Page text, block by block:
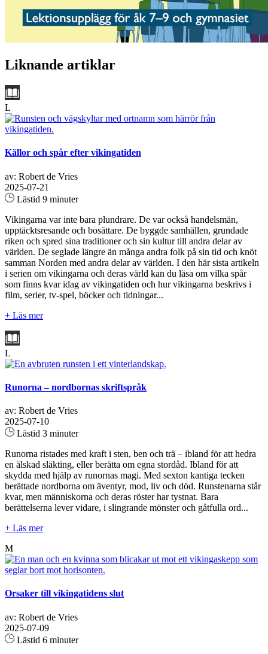
Liknande artiklar
L
Källor och spår efter vikingatiden
av: Robert de Vries
2025-07-21
Lästid 9 minuter
Vikingarna var inte bara plundrare. De var också handelsmän,
upptäcktsresande och bosättare. De byggde samhällen, grundade
riken och spred sina traditioner och sin kultur till andra delar av
världen. De seglade längre än många andra folk på sin tid och knöt
samman Norden med andra delar av världen. I den här sista artikeln
i serien om vikingarna och deras värld kan du läsa om vilka spår
som finns kvar idag av vikingatiden och hur vikingarna beskrivs i
film, serier, tv-spel, böcker och tidningar...
+ Läs mer
L
Runorna – nordbornas skriftspråk
av: Robert de Vries
2025-07-10
Lästid 3 minuter
Runorna ristades med kraft i sten, ben och trä – ibland för att hedra
en älskad släkting, eller berätta om egna stordåd. Ibland för att
skydda med hjälp av runornas magi. Med sexton kantiga tecken
berättade nordborna om äventyr, mod, liv och död. Runstenarna står
kvar, men människorna och deras röster har tystnat. Bara
berättelserna lever vidare, i slingrande mönster och gåtfulla ord...
+ Läs mer
M
Orsaker till vikingatidens slut
av: Robert de Vries
2025-07-09
Lästid 6 minuter